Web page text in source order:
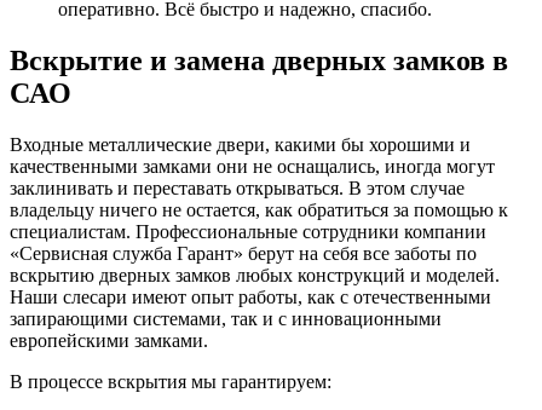
оперативно. Всё быстро и надежно, спасибо.
Вскрытие и замена дверных замков в
САО
Входные металлические двери, какими бы хорошими и
качественными замками они не оснащались, иногда могут
заклинивать и переставать открываться. В этом случае
владельцу ничего не остается, как обратиться за помощью к
специалистам. Профессиональные сотрудники компании
«Сервисная служба Гарант» берут на себя все заботы по
вскрытию дверных замков любых конструкций и моделей.
Наши слесари имеют опыт работы, как с отечественными
запирающими системами, так и с инновационными
европейскими замками.
В процессе вскрытия мы гарантируем: